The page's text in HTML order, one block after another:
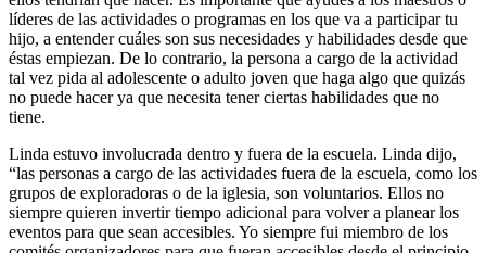
líderes de las actividades o programas en los que va a participar tu
hijo, a entender cuáles son sus necesidades y habilidades desde que
éstas empiezan. De lo contrario, la persona a cargo de la actividad
tal vez pida al adolescente o adulto joven que haga algo que quizás
no puede hacer ya que necesita tener ciertas habilidades que no
tiene.
Linda estuvo involucrada dentro y fuera de la escuela. Linda dijo,
“las personas a cargo de las actividades fuera de la escuela, como los
grupos de exploradoras o de la iglesia, son voluntarios. Ellos no
siempre quieren invertir tiempo adicional para volver a planear los
eventos para que sean accesibles. Yo siempre fui miembro de los